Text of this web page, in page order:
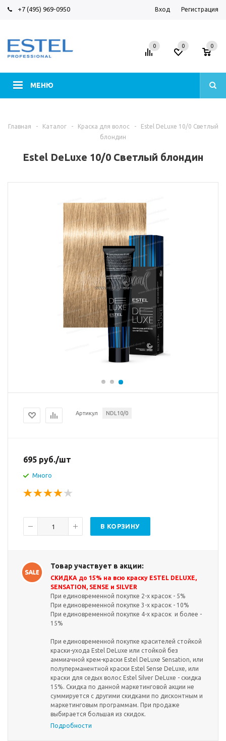
+7 (495) 969-0950 Вход Регистрация
МЕНЮ
0 0 0
Главная - Каталог - Краска для волос -
Estel DeLuxe 10/0 Светлый
блондин
Estel DeLuxe 10/0 Светлый блондин
Артикул NDL10/0
695 руб./шт
Много
В КОРЗИНУ
Товар участвует в акции:
СКИДКА до 15% на всю краску ESTEL DELUXE,
SENSATION, SENSE и SILVER
При единовременной покупке 2-х красок - 5%
При единовременной покупке 3-х красок - 10%
При единовременной покупке 4-х красок и более -
15%
При единовременной покупке красителей стойкой
краски-ухода Estel DeLuxe или стойкой без
аммиачной крем-краски Estel DeLuxe Sensation, или
полуперманентной краски Estel Sense DeLuxe, или
краски для седых волос Estel Silver DeLuxe - скидка
15%. Скидка по данной маркетинговой акции не
суммируется с другими скидками по дисконтным и
маркетинговым программам. При продаже
выбирается большая из скидок.
Подробности